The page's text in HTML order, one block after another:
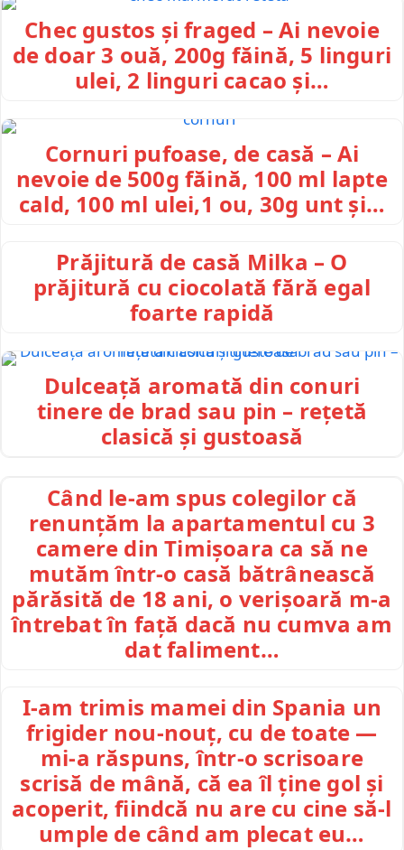
Chec gustos și fraged – Ai nevoie
de doar 3 ouă, 200g făină, 5 linguri
ulei, 2 linguri cacao și…
Cornuri pufoase, de casă – Ai
nevoie de 500g făină, 100 ml lapte
cald, 100 ml ulei,1 ou, 30g unt și…
Prăjitură de casă Milka – O
prăjitură cu ciocolată fără egal
foarte rapidă
Dulceață aromată din conuri
tinere de brad sau pin – rețetă
clasică și gustoasă
Când le-am spus colegilor că
renunțăm la apartamentul cu 3
camere din Timișoara ca să ne
mutăm într-o casă bătrânească
părăsită de 18 ani, o verișoară m-a
întrebat în față dacă nu cumva am
dat faliment…
I-am trimis mamei din Spania un
frigider nou-nouț, cu de toate —
mi-a răspuns, într-o scrisoare
scrisă de mână, că ea îl ține gol și
acoperit, fiindcă nu are cu cine să-l
umple de când am plecat eu…